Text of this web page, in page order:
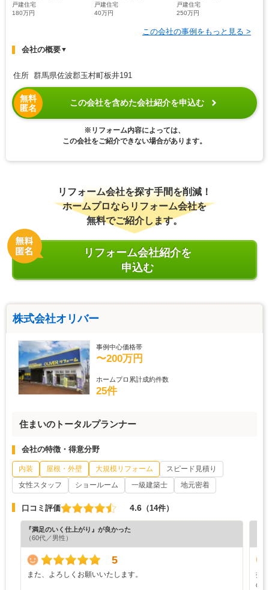
戸建住宅
180万円
戸建住宅
40万円
戸建住宅
250万円
この会社の事例をもっと見る >
会社の概要▼
住所 群馬県佐波郡玉村町板井191
無料
匿名
この会社を含めた会社紹介を申込む
※リフォーム内容によっては、
この会社をご紹介できない場合があります。
リフォーム会社を探す手間を削減！
ホームプロならリフォーム会社を
無料でご紹介します。
リフォーム会社紹介を
申込む
株式会社オリバー
事例中心価格帯
〜200万円
ホームプロ累計成約件数
25件
住まいのトータルプランナー
会社の特徴・得意分野
内装 屋根・外壁 大規模リフォーム
スピード見積り
女性スタッフ
ショールーム 一級建築士 地元密着
口コミ評価 4.6 （14件）
『満足のいく仕上がり』が良かった
（60代／男性）
5
また、よろしくお願いいたします。
担
の